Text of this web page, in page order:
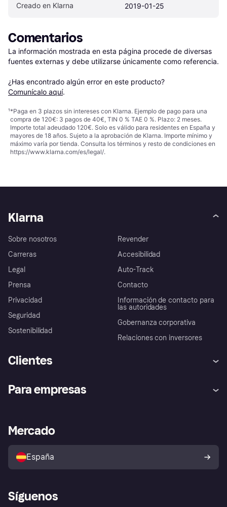
Creado en Klarna 2019-01-25
Comentarios
La información mostrada en esta página procede de diversas
fuentes externas y debe utilizarse únicamente como referencia.
¿Has encontrado algún error en este producto?
Comunícalo aquí.
¹*Paga en 3 plazos sin intereses con Klarna. Ejemplo de pago para una
compra de 120€: 3 pagos de 40€, TIN 0 % TAE 0 %. Plazo: 2 meses.
Importe total adeudado 120€. Solo es válido para residentes en España y
mayores de 18 años. Sujeto a la aprobación de Klarna. Importe mínimo y
máximo varía por tienda. Consulta los términos y resto de condiciones en
https://www.klarna.com/es/legal/.
Klarna
Sobre nosotros
Carreras
Legal
Prensa
Privacidad
Seguridad
Sostenibilidad
Revender
Accesibilidad
Auto-Track
Contacto
Información de contacto para
las autoridades
Gobernanza corporativa
Relaciones con inversores
Clientes
Inicio de sesión
Directorio de tiendas
Política de protección al
comprador de Klarna
Reclamaciones
Para empresas
Acceso empresas
Mercado
España
Síguenos